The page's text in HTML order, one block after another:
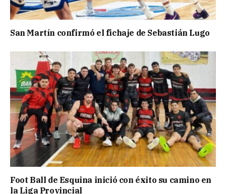
San Martín confirmó el fichaje de Sebastián Lugo
Foot Ball de Esquina inició con éxito su camino en
la Liga Provincial